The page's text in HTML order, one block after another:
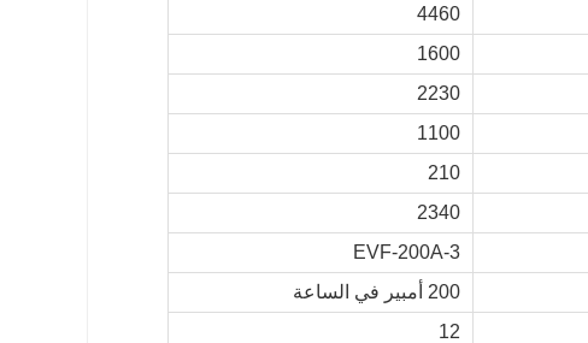
4460
1600
2230
1100
210
2340
3-EVF-200A
200 أمبير في الساعة
12